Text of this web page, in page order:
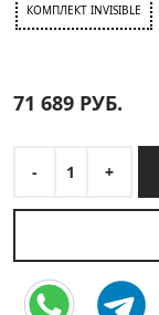
КОМПЛЕКТ INVISIBLE
71 689 РУБ.
- 1 +